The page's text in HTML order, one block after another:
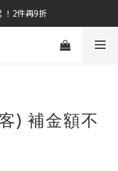
！2件再9折
！2件再9折
起 滿件再8折
2件再9折
) 補金額不